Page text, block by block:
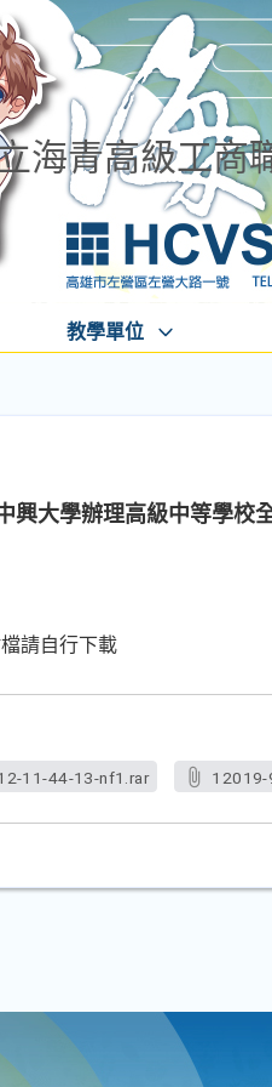
海青高級工商
教學單位
興大學辦理高級中等學校
請自行下載
11-44-13-nf1.rar 12019-